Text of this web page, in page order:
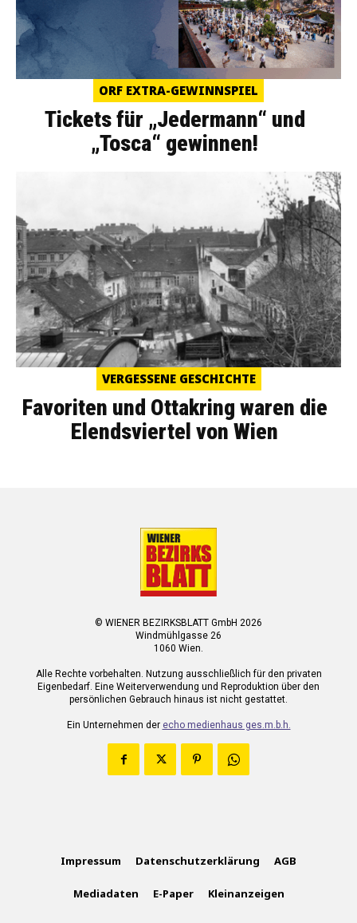
ORF EXTRA-GEWINNSPIEL
Tickets für „Jedermann“ und
„Tosca“ gewinnen!
VERGESSENE GESCHICHTE
Favoriten und Ottakring waren die
Elendsviertel von Wien
© WIENER BEZIRKSBLATT GmbH 2026
Windmühlgasse 26
1060 Wien.
Alle Rechte vorbehalten. Nutzung ausschließlich für den privaten
Eigenbedarf. Eine Weiterverwendung und Reproduktion über den
persönlichen Gebrauch hinaus ist nicht gestattet.
Ein Unternehmen der echo medienhaus ges.m.b.h.
Impressum Datenschutzerklärung AGB
Mediadaten E-Paper Kleinanzeigen